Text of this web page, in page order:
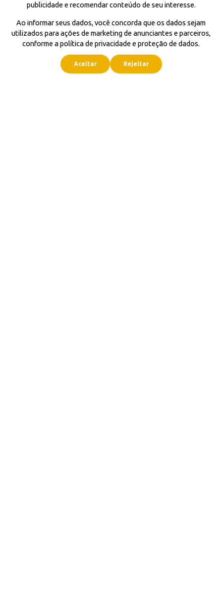
publicidade e recomendar conteúdo de seu interesse.
Ao informar seus dados, você concorda que os dados sejam
utilizados para ações de marketing de anunciantes e parceiros,
conforme a política de privacidade e proteção de dados.
Aceitar Rejeitar